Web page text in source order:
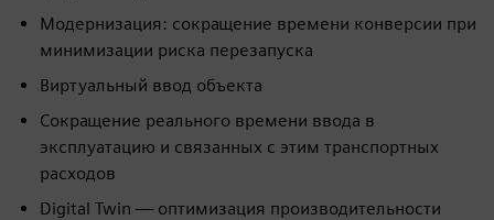
Модернизация: сокращение времени конверсии при
минимизации риска перезапуска
Виртуальный ввод объекта
Сокращение реального времени ввода в
эксплуатацию и связанных с этим транспортных
расходов
Digital Twin — оптимизация производительности